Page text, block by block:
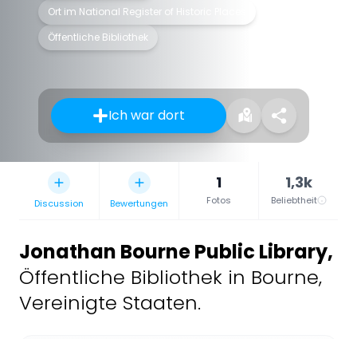
Ort im National Register of Historic Places
Öffentliche Bibliothek
Ich war dort
Discussion Bewertungen
1
Fotos
1,3k
Beliebtheit
Jonathan Bourne Public Library,
Öffentliche Bibliothek in Bourne,
Vereinigte Staaten.